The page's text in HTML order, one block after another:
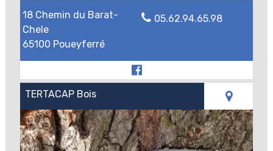
18 Chemin du Barat-
Chele
65100 Poueyferré
05.62.94.65.98
TERTACAP Bois